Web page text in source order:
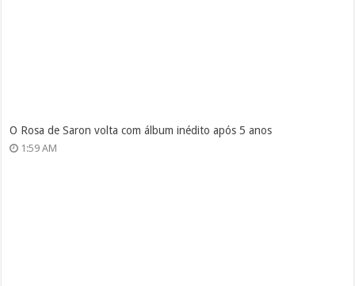
O Rosa de Saron volta com álbum inédito após 5 anos
1:59 AM